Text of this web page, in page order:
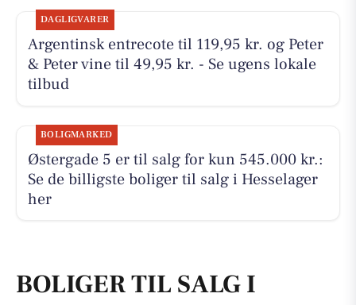
DAGLIGVARER
Argentinsk entrecote til 119,95 kr. og Peter
& Peter vine til 49,95 kr. - Se ugens lokale
tilbud
BOLIGMARKED
Østergade 5 er til salg for kun 545.000 kr.:
Se de billigste boliger til salg i Hesselager
her
BOLIGER TIL SALG I